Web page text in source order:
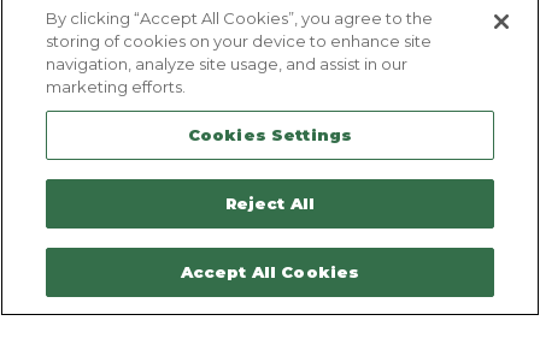
Cookie Policy
Legal Notice
Sitemap
Contactez-nous
By clicking “Accept All Cookies”, you agree to the
storing of cookies on your device to enhance site
navigation, analyze site usage, and assist in our
marketing efforts.
Cookies Settings
Reject All
Accept All Cookies